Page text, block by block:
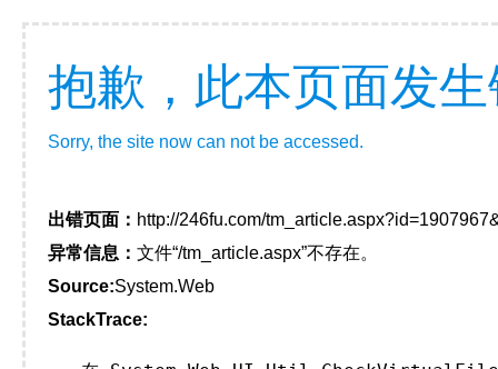
抱歉，此本页面发
Sorry, the site now can not be accessed.
出错页面： http://246fu.com/
异常信息： 文件“/tm_article.aspx”不存在。
Source:System.Web
StackTrace: